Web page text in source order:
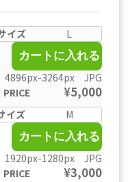
L
カートに入れる
4896px-3264px JPG
¥5,000
M
カートに入れる
1920px-1280px JPG
¥3,000